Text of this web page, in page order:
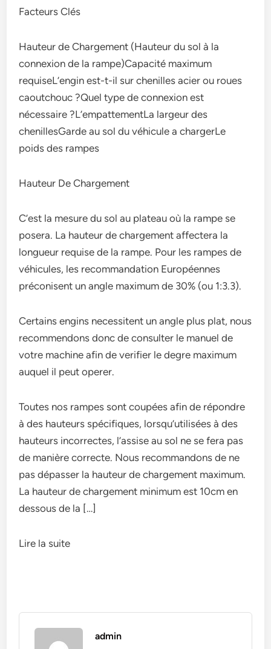
Facteurs Clés
Hauteur de Chargement (Hauteur du sol à la
connexion de la rampe)Capacité maximum
requiseL’engin est-t-il sur chenilles acier ou roues
caoutchouc ?Quel type de connexion est
nécessaire ?L’empattementLa largeur des
chenillesGarde au sol du véhicule a chargerLe
poids des rampes
Hauteur De Chargement
C’est la mesure du sol au plateau où la rampe se
posera. La hauteur de chargement affectera la
longueur requise de la rampe. Pour les rampes de
véhicules, les recommandation Européennes
préconisent un angle maximum de 30% (ou 1:3.3).
Certains engins necessitent un angle plus plat, nous
recommendons donc de consulter le manuel de
votre machine afin de verifier le degre maximum
auquel il peut operer.
Toutes nos rampes sont coupées afin de répondre
à des hauteurs spécifiques, lorsqu’utilisées à des
hauteurs incorrectes, l’assise au sol ne se fera pas
de manière correcte. Nous recommandons de ne
pas dépasser la hauteur de chargement maximum.
La hauteur de chargement minimum est 10cm en
dessous de la […]
Lire la suite
admin